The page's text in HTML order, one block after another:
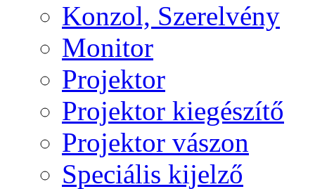
Konzol, Szerelvény
Monitor
Projektor
Projektor kiegészítő
Projektor vászon
Speciális kijelző